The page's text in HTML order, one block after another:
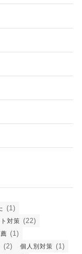
(1)
対策 (22)
(1)
(2) 個人別対策 (1)